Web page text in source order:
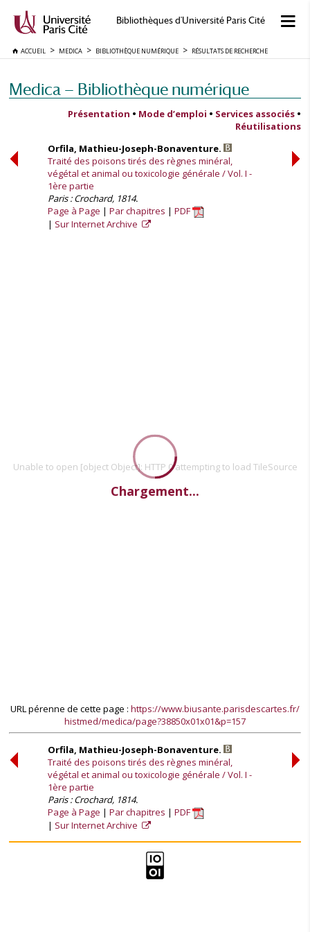
Bibliothèques d'Université Paris Cité
ACCUEIL MEDICA BIBLIOTHÈQUE NUMÉRIQUE RÉSULTATS DE RECHERCHE
Medica — Bibliothèque numérique
Présentation • Mode d’emploi • Services associés •
Réutilisations
Orfila, Mathieu-Joseph-Bonaventure.
Traité des poisons tirés des règnes minéral,
végétal et animal ou toxicologie générale / Vol. I -
1ère partie
Paris : Crochard, 1814.
Page à Page
Par chapitres
PDF
Sur Internet Archive
Unable to open [object Object]: HTTP 0 attempting to load TileSource
Chargement...
URL pérenne de cette page : https://www.biusante.parisdescartes.fr/
histmed/medica/page?38850x01x01&p=157
Orfila, Mathieu-Joseph-Bonaventure.
Traité des poisons tirés des règnes minéral,
végétal et animal ou toxicologie générale / Vol. I -
1ère partie
Paris : Crochard, 1814.
Page à Page
Par chapitres
PDF
Sur Internet Archive